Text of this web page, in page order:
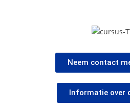
Neem contact
Informatie over